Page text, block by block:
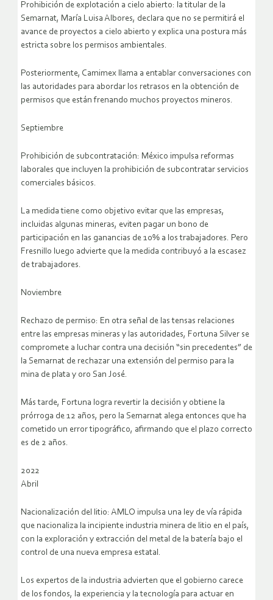
Prohibición de explotación a cielo abierto: la titular de la
Semarnat, María Luisa Albores, declara que no se permitirá el
avance de proyectos a cielo abierto y explica una postura más
estricta sobre los permisos ambientales.
Posteriormente, Camimex llama a entablar conversaciones con
las autoridades para abordar los retrasos en la obtención de
permisos que están frenando muchos proyectos mineros.
Septiembre
Prohibición de subcontratación: México impulsa reformas
laborales que incluyen la prohibición de subcontratar servicios
comerciales básicos.
La medida tiene como objetivo evitar que las empresas,
incluidas algunas mineras, eviten pagar un bono de
participación en las ganancias de 10% a los trabajadores. Pero
Fresnillo luego advierte que la medida contribuyó a la escasez
de trabajadores.
Noviembre
Rechazo de permiso: En otra señal de las tensas relaciones
entre las empresas mineras y las autoridades, Fortuna Silver se
compromete a luchar contra una decisión “sin precedentes” de
la Semarnat de rechazar una extensión del permiso para la
mina de plata y oro San José.
Más tarde, Fortuna logra revertir la decisión y obtiene la
prórroga de 12 años, pero la Semarnat alega entonces que ha
cometido un error tipográfico, afirmando que el plazo correcto
es de 2 años.
2022
Abril
Nacionalización del litio: AMLO impulsa una ley de vía rápida
que nacionaliza la incipiente industria minera de litio en el país,
con la exploración y extracción del metal de la batería bajo el
control de una nueva empresa estatal.
Los expertos de la industria advierten que el gobierno carece
de los fondos, la experiencia y la tecnología para actuar en